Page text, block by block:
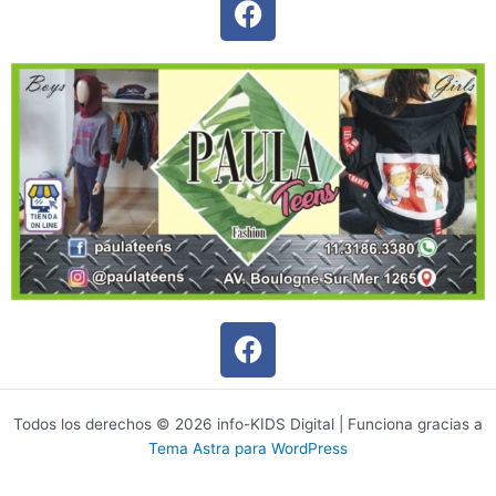
a
e
b
o
o
k
F
a
c
e
b
Todos los derechos © 2026 info-KIDS Digital | Funciona gracias a
Tema Astra para WordPress